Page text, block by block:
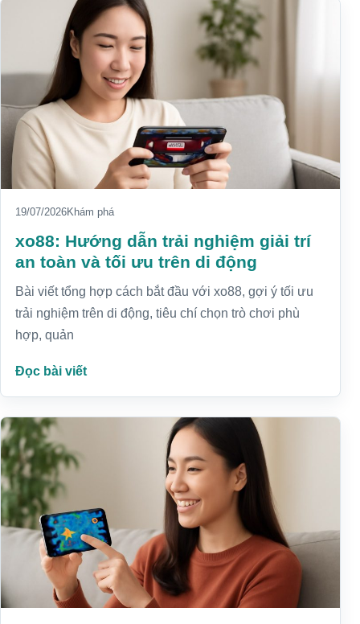
19/07/2026Khám phá
xo88: Hướng dẫn trải nghiệm giải trí
an toàn và tối ưu trên di động
Bài viết tổng hợp cách bắt đầu với xo88, gợi ý tối ưu
trải nghiệm trên di động, tiêu chí chọn trò chơi phù
hợp, quản
Đọc bài viết